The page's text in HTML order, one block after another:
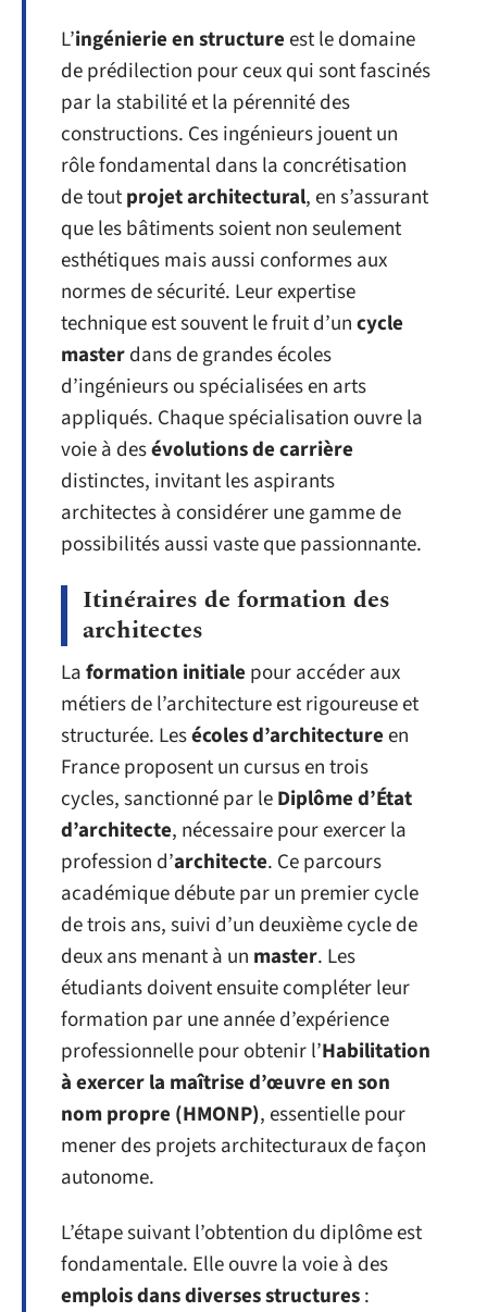
L’ingénierie en structureest le domaine
de prédilection pour ceux qui sont fascinés
par la stabilité et la pérennité des
constructions. Ces ingénieurs jouent un
rôle fondamental dans la concrétisation
de toutprojet architectural, en s’assurant
que les bâtiments soient non seulement
esthétiques mais aussi conformes aux
normes de sécurité. Leur expertise
technique est souvent le fruit d’uncycle
masterdans de grandes écoles
d’ingénieurs ou spécialisées en arts
appliqués. Chaque spécialisation ouvre la
voie à desévolutions de carrière
distinctes, invitant les aspirants
architectes à considérer une gamme de
possibilités aussi vaste que passionnante.
Itinéraires de formation des
architectes
Laformation initiale pour accéder aux
métiers de l’architecture est rigoureuse et
structurée. Lesécoles d’architectureen
France proposent un cursus en trois
cycles, sanctionné par leDiplôme d’État
d’architecte, nécessaire pour exercer la
profession d’architecte. Ce parcours
académique débute par un premier cycle
de trois ans, suivi d’un deuxième cycle de
deux ans menant à un master. Les
étudiants doivent ensuite compléter leur
formation par une année d’expérience
professionnelle pour obtenir l’Habilitation
à exercer la maîtrise d’œuvre en son
nom propre (HMONP), essentielle pour
mener des projets architecturaux de façon
autonome.
L’étape suivant l’obtention du diplôme est
fondamentale. Elle ouvre la voie à des
emplois dans diverses structures: